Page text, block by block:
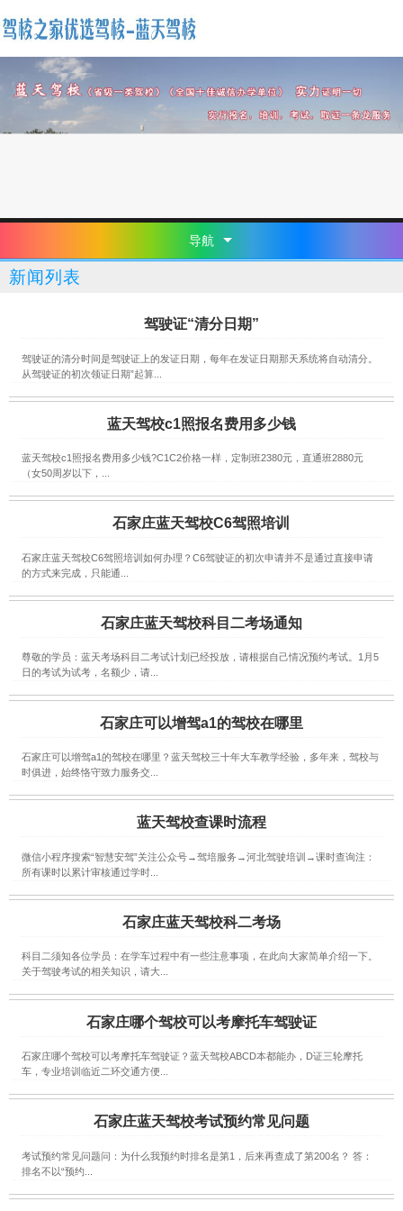
导航
新闻列表
驾驶证“清分日期”
驾驶证的清分时间是驾驶证上的发证日期，每年在发证日期那天系统将自动清分。
从驾驶证的初次领证日期”起算...
蓝天驾校c1照报名费用多少钱
蓝天驾校c1照报名费用多少钱?C1C2价格一样，定制班2380元，直通班2880元
（女50周岁以下，...
石家庄蓝天驾校C6驾照培训
石家庄蓝天驾校C6驾照培训如何办理？C6驾驶证的初次申请并不是通过直接申请
的方式来完成，只能通...
石家庄蓝天驾校科目二考场通知
尊敬的学员：蓝天考场科目二考试计划已经投放，请根据自己情况预约考试。1月5
日的考试为试考，名额少，请...
石家庄可以增驾a1的驾校在哪里
石家庄可以增驾a1的驾校在哪里？蓝天驾校三十年大车教学经验，多年来，驾校与
时俱进，始终恪守致力服务交...
蓝天驾校查课时流程
微信小程序搜索“智慧安驾”关注公众号→驾培服务→河北驾驶培训→课时查询注：
所有课时以累计审核通过学时...
石家庄蓝天驾校科二考场
科目二须知各位学员：在学车过程中有一些注意事项，在此向大家简单介绍一下。
关于驾驶考试的相关知识，请大...
石家庄哪个驾校可以考摩托车驾驶证
石家庄哪个驾校可以考摩托车驾驶证？蓝天驾校ABCD本都能办，D证三轮摩托
车，专业培训临近二环交通方便...
石家庄蓝天驾校考试预约常见问题
考试预约常见问题问：为什么我预约时排名是第1，后来再查成了第200名？ 答：
排名不以“预约...